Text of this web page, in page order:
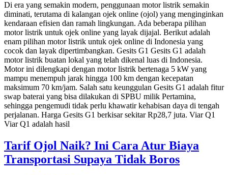
Di era yang semakin modern, penggunaan motor listrik semakin
diminati, terutama di kalangan ojek online (ojol) yang menginginkan
kendaraan efisien dan ramah lingkungan. Ada beberapa pilihan
motor listrik untuk ojek online yang layak dijajal. Berikut adalah
enam pilihan motor listrik untuk ojek online di Indonesia yang
cocok dan layak dipertimbangkan. Gesits G1 Gesits G1 adalah
motor listrik buatan lokal yang telah dikenal luas di Indonesia.
Motor ini dilengkapi dengan motor listrik bertenaga 5 kW yang
mampu menempuh jarak hingga 100 km dengan kecepatan
maksimum 70 km/jam. Salah satu keunggulan Gesits G1 adalah fitur
swap baterai yang bisa dilakukan di SPBU milik Pertamina,
sehingga pengemudi tidak perlu khawatir kehabisan daya di tengah
perjalanan. Harga Gesits G1 berkisar sekitar Rp28,7 juta. Viar Q1
Viar Q1 adalah hasil
Tarif Ojol Naik? Ini Cara Atur Biaya
Transportasi Supaya Tidak Boros